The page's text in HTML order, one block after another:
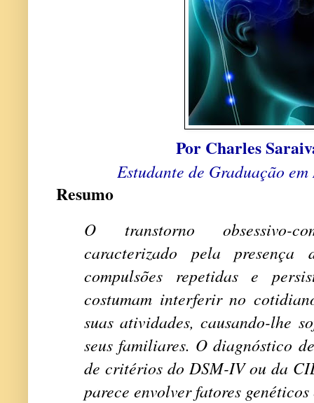
Por Charles
Estudante de Graduação
Resumo
O transtorno
caracterizado pela presença
compulsões repetidas e
costumam interferir no
suas atividades, causando-lhe
seus familiares. O diagnóstico
de critérios do DSM-IV ou da
parece envolver fatores